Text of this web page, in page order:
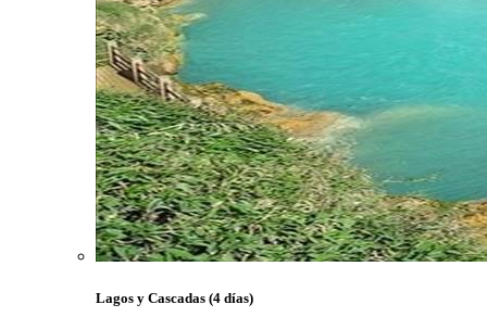
Lagos y Cascadas (4 días)